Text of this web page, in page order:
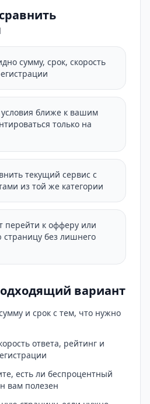
сумму, срок, скорость
ближе к вашим
только на
текущий сервис с
из той же категории
перейти к офферу или
страницу без лишнего
вариант
и срок с тем, что нужно
ответа, рейтинг и
есть ли беспроцентный
вам полезен